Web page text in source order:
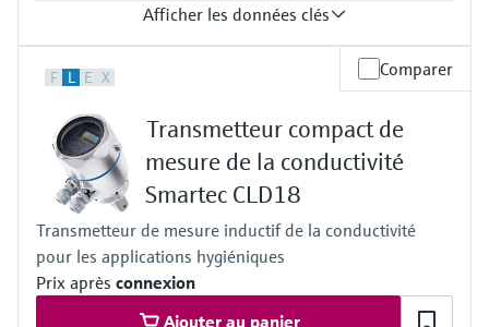
Afficher les données clés
0 à 80°C
Pression de process
6 bar max. à 20°C
(87 psi à 68°F)
F L E X Comparer
Transmetteur compact de
mesure de la conductivité
Smartec CLD18
Transmetteur de mesure inductif de la conductivité
pour les applications hygiéniques
Prix après connexion
Ajouter au panier